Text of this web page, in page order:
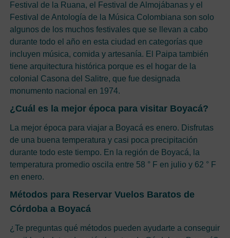
Festival de la Ruana, el Festival de Almojábanas y el
Festival de Antología de la Música Colombiana son solo
algunos de los muchos festivales que se llevan a cabo
durante todo el año en esta ciudad en categorías que
incluyen música, comida y artesanía. El Paipa también
tiene arquitectura histórica porque es el hogar de la
colonial Casona del Salitre, que fue designada
monumento nacional en 1974.
¿Cuál es la mejor época para visitar Boyacá?
La mejor época para viajar a Boyacá es enero. Disfrutas
de una buena temperatura y casi poca precipitación
durante todo este tiempo. En la región de Boyacá, la
temperatura promedio oscila entre 58 ° F en julio y 62 ° F
en enero.
Métodos para Reservar Vuelos Baratos de
Córdoba a Boyacá
¿Te preguntas qué métodos pueden ayudarte a conseguir